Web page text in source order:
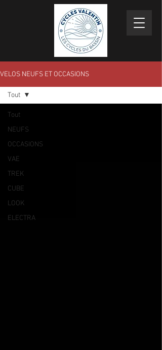
VELOS NEUFS ET OCCASIONS
Tout
NEUFS
OCCASIONS
VAE
TREK
CUBE
LOOK
ELECTRA
Tout